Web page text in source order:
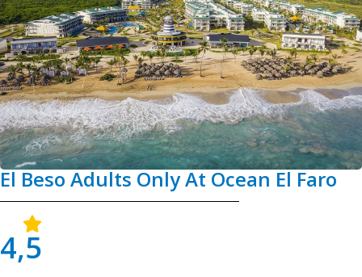
El Beso Adults Only At Ocean El Faro
4,5